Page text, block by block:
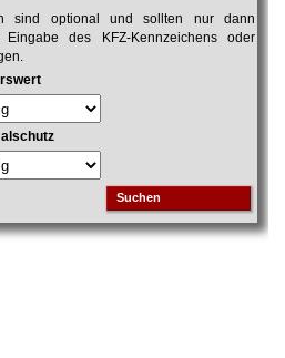
sind optional und sollten nur dann
des KFZ-Kennzeichens oder
Suchen